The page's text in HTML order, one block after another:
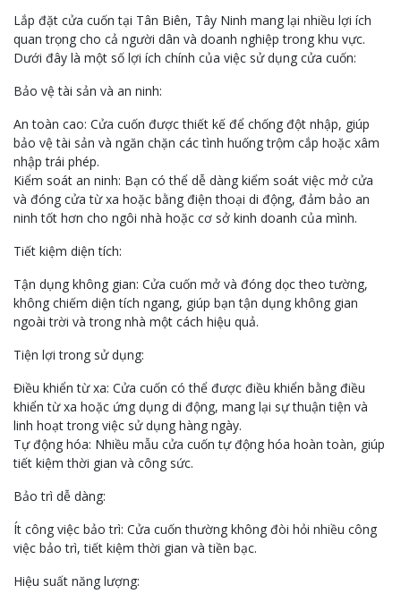
Lắp đặt cửa cuốn tại Tân Biên, Tây Ninh mang lại nhiều lợi ích
quan trọng cho cả người dân và doanh nghiệp trong khu vực.
Dưới đây là một số lợi ích chính của việc sử dụng cửa cuốn:
Bảo vệ tài sản và an ninh:
An toàn cao: Cửa cuốn được thiết kế để chống đột nhập, giúp
bảo vệ tài sản và ngăn chặn các tình huống trộm cắp hoặc xâm
nhập trái phép.
Kiểm soát an ninh: Bạn có thể dễ dàng kiểm soát việc mở cửa
và đóng cửa từ xa hoặc bằng điện thoại di động, đảm bảo an
ninh tốt hơn cho ngôi nhà hoặc cơ sở kinh doanh của mình.
Tiết kiệm diện tích:
Tận dụng không gian: Cửa cuốn mở và đóng dọc theo tường,
không chiếm diện tích ngang, giúp bạn tận dụng không gian
ngoài trời và trong nhà một cách hiệu quả.
Tiện lợi trong sử dụng:
Điều khiển từ xa: Cửa cuốn có thể được điều khiển bằng điều
khiển từ xa hoặc ứng dụng di động, mang lại sự thuận tiện và
linh hoạt trong việc sử dụng hàng ngày.
Tự động hóa: Nhiều mẫu cửa cuốn tự động hóa hoàn toàn, giúp
tiết kiệm thời gian và công sức.
Bảo trì dễ dàng:
Ít công việc bảo trì: Cửa cuốn thường không đòi hỏi nhiều công
việc bảo trì, tiết kiệm thời gian và tiền bạc.
Hiệu suất năng lượng: